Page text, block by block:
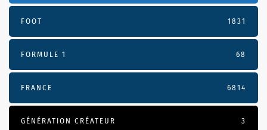
FOOT 1831
FORMULE 1 68
FRANCE 6814
GÉNÉRATION CRÉATEUR 3